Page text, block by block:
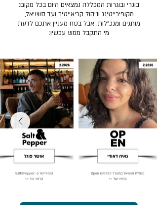
בוגרי ובוגרות המכללה נמצאים היום בכל מקום:
מקופירייטינג וניהול קריאייטיב ועד סושיאל,
מותגים ומנכ״לות. אבל בטח מעניין אתכם לדעת
מי התקבל ממש עכשיו: